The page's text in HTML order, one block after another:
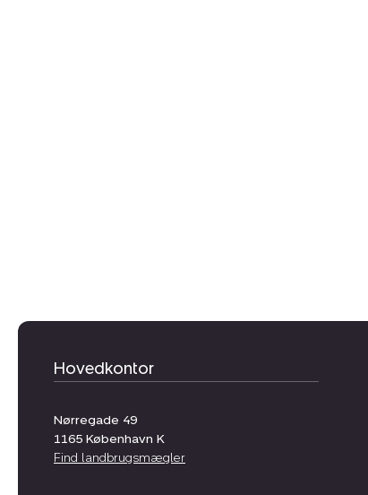
Hovedkontor
Nørregade 49
1165 København K
Find landbrugsmægler